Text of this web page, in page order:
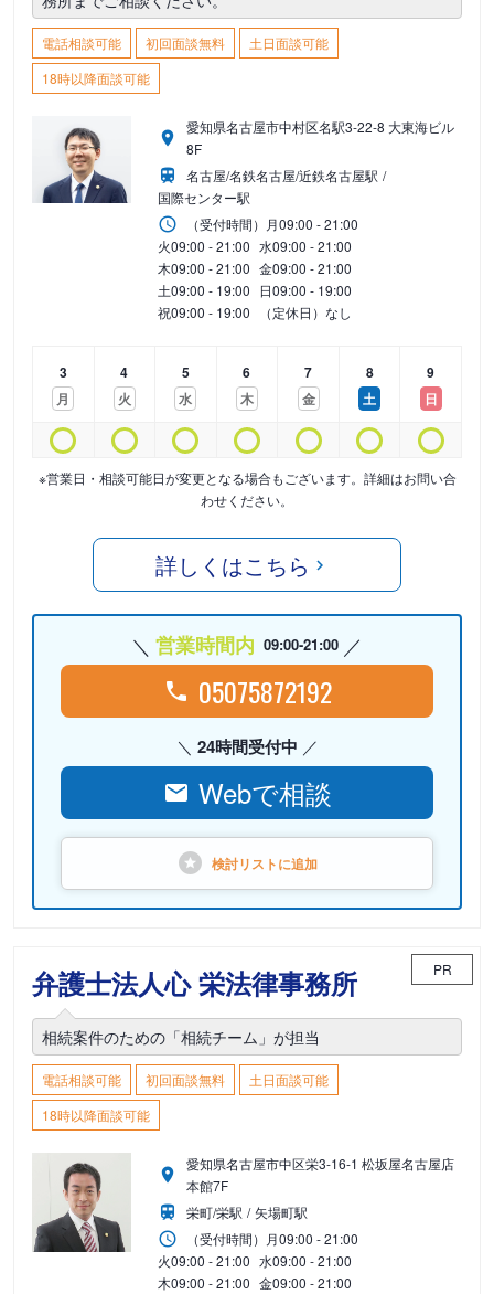
電話相談可能 初回面談無料
土日面談可能
18時以降面談可能
愛知県名古屋市中村区名駅3-22-8 大東海ビル
8F
名古屋/名鉄名古屋/近鉄名古屋駅
国際センター駅
（受付時間） 月09:00 - 21:00
火09:00 - 21:00 水09:00 - 21:00
木09:00 - 21:00 金09:00 - 21:00
土09:00 - 19:00 日09:00 - 19:00
祝09:00 - 19:00 （定休日）なし
3
月
4
火
5
水
6
木
7
金
8
土
9
日
※営業日・相談可能日が変更となる場合もございます。詳細はお問い合
わせください。
詳しくはこちら
営業時間内 09:00-21:00
05075872192
24時間受付中
Webで相談
検討リストに追加
弁護士法人心 栄法律事務所 PR
相続案件のための「相続チーム」が担当
電話相談可能 初回面談無料
土日面談可能
18時以降面談可能
愛知県名古屋市中区栄3-16-1 松坂屋名古屋店
本館7F
栄町/栄駅
矢場町駅
（受付時間） 月09:00 - 21:00
火09:00 - 21:00 水09:00 - 21:00
木09:00 - 21:00 金09:00 - 21:00